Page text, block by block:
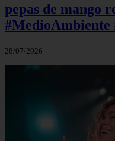
pepas de mango
28/07/2026